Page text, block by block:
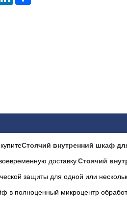
Стоячий внутренний шкаф
доставку.Стоячий
защиты для одной или
в полноценный микроцентр